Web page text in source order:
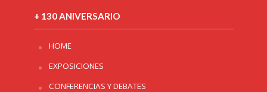
+ 130 ANIVERSARIO
HOME
EXPOSICIONES
CONFERENCIAS Y DEBATES